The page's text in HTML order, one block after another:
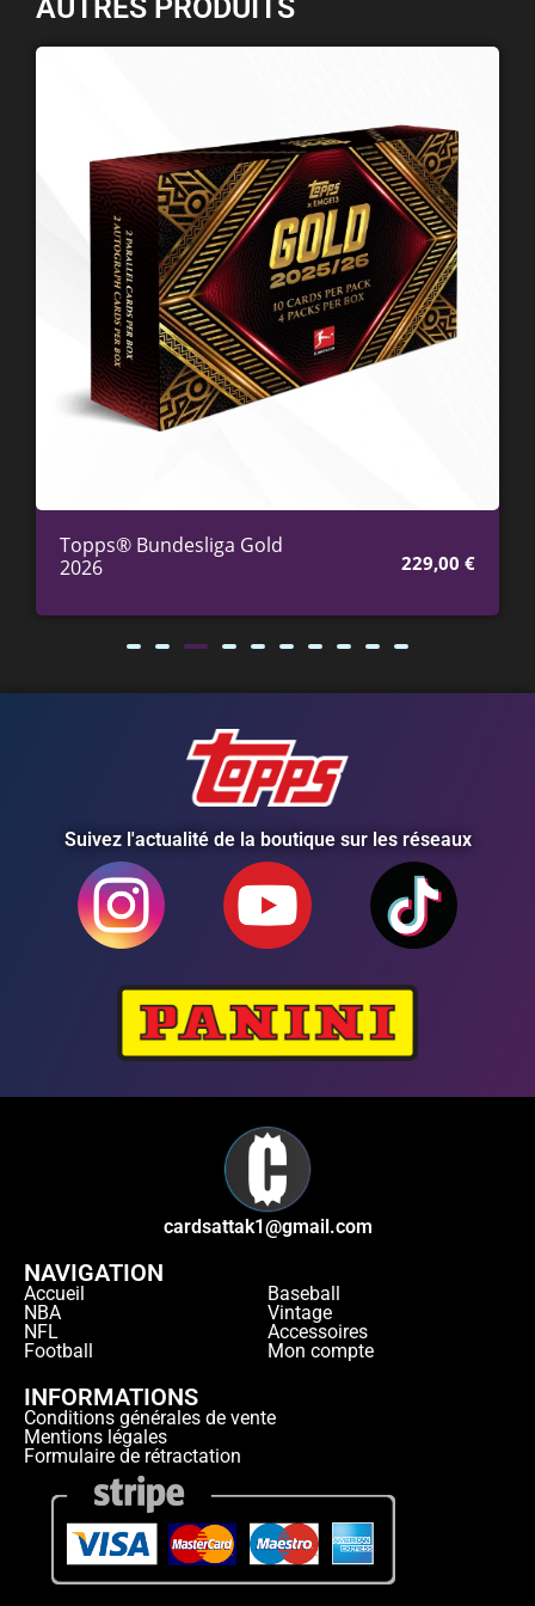
AUTRES PRODUITS
Topps® Bundesliga Gold
2026
229,00 €
Suivez l'actualité de la boutique sur les réseaux
cardsattak1@gmail.com
NAVIGATION
Accueil
NBA
NFL
Football
Baseball
Vintage
Accessoires
Mon compte
INFORMATIONS
Conditions générales de vente
Mentions légales
Formulaire de rétractation